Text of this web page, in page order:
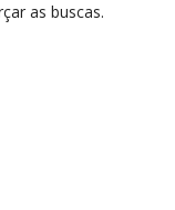
as buscas.